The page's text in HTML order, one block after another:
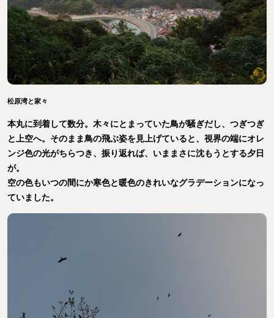
松原湾と家々
本丸に到着して数分。木々にとまっていた鳥が騒ぎだし、つぎつぎ
と上空へ。そのまま鳥の飛ぶ姿を見上げていると、視界の端にオレ
ンジ色の光がちらつき、振り返れば、いままさに沈もうとする夕日
が。
空の色もいつの間にか寒色と暖色のきれいなグラデーションになっ
ていました。